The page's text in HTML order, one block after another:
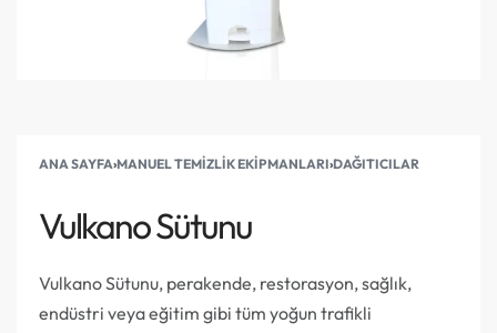
ANA SAYFA›MANUEL TEMIZLIK EKIPMANLARI›DAĞITICILAR
Vulkano Sütunu
Vulkano Sütunu, perakende, restorasyon, sağlık,
endüstri veya eğitim gibi tüm yoğun trafikli